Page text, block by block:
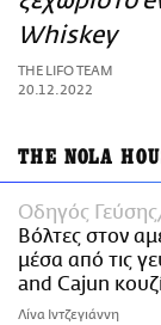
ΑΜΠΑ
PRINT
Whiskey
THE LIFO TEAM
20.12.2022
THE NOLA
Οδηγός Γεύσης
Βόλτες στον
μέσα από τις
and Cajun
Λίνα Ιντζεγιάννη